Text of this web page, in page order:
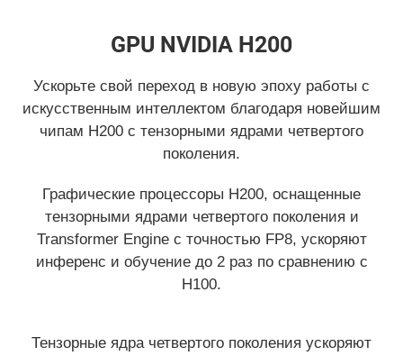
GPU NVIDIA H200
Ускорьте свой переход в новую эпоху работы с
искусственным интеллектом благодаря новейшим
чипам H200 с тензорными ядрами четвертого
поколения.
Графические процессоры H200, оснащенные
тензорными ядрами четвертого поколения и
Transformer Engine с точностью FP8, ускоряют
инференс и обучение до 2 раз по сравнению с
H100.
Тензорные ядра четвертого поколения ускоряют